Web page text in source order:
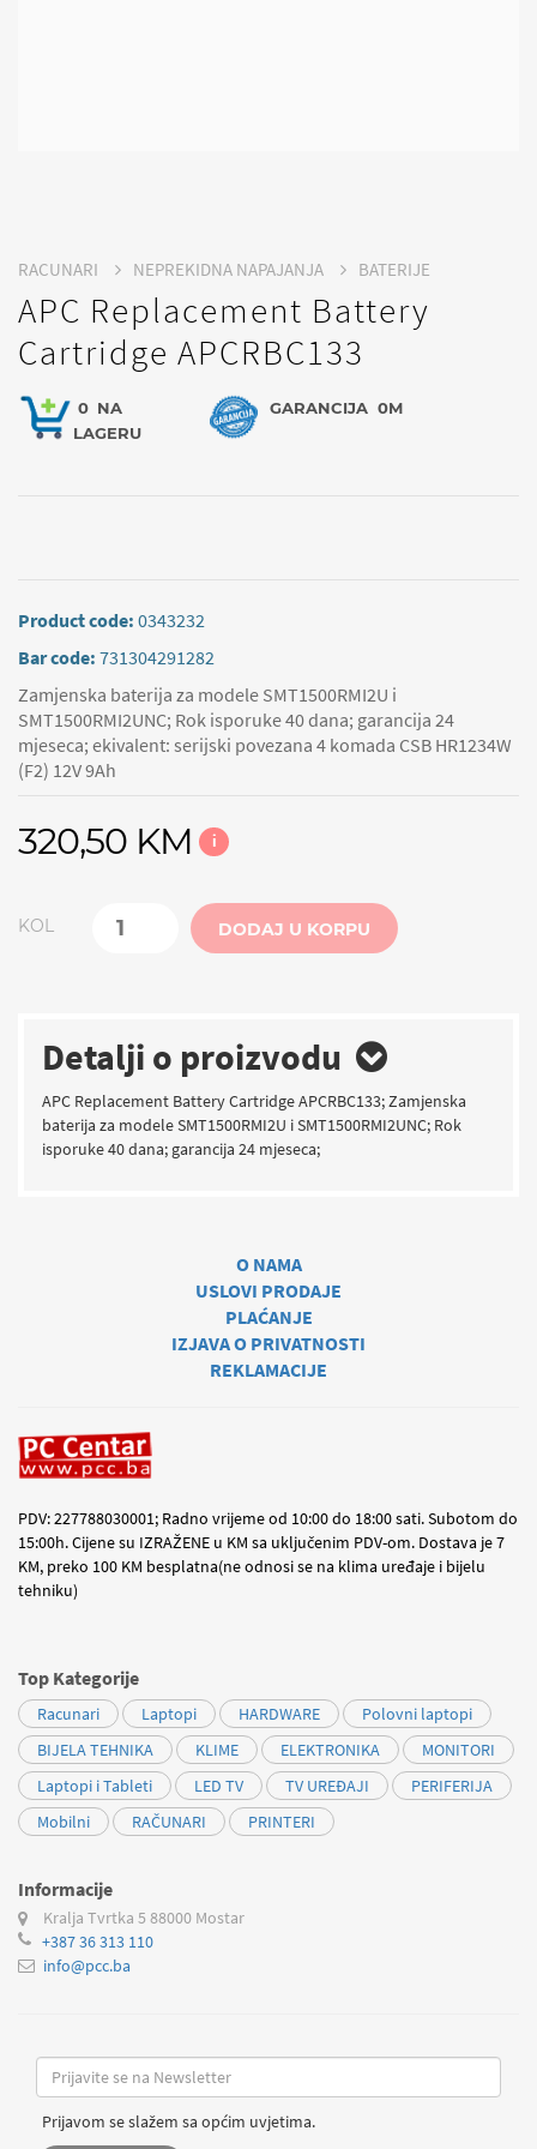
RACUNARI NEPREKIDNA NAPAJANJA BATERIJE
APC Replacement Battery
Cartridge APCRBC133
0 NA
LAGERU
GARANCIJA 0M
Product code: 0343232
Bar code: 731304291282
Zamjenska baterija za modele SMT1500RMI2U i
SMT1500RMI2UNC; Rok isporuke 40 dana; garancija 24
mjeseca; ekivalent: serijski povezana 4 komada CSB HR1234W
(F2) 12V 9Ah
320,50 KM i
KOL DODAJ U KORPU
Detalji o proizvodu
APC Replacement Battery Cartridge APCRBC133; Zamjenska
baterija za modele SMT1500RMI2U i SMT1500RMI2UNC; Rok
isporuke 40 dana; garancija 24 mjeseca;
O NAMA
USLOVI PRODAJE
PLAĆANJE
IZJAVA O PRIVATNOSTI
REKLAMACIJE
PDV: 227788030001; Radno vrijeme od 10:00 do 18:00 sati. Subotom do
15:00h. Cijene su IZRAŽENE u KM sa uključenim PDV-om. Dostava je 7
KM, preko 100 KM besplatna(ne odnosi se na klima uređaje i bijelu
tehniku)
Top Kategorije
Racunari Laptopi HARDWARE
Polovni laptopi
BIJELA TEHNIKA
KLIME ELEKTRONIKA
MONITORI
Laptopi i Tableti
LED TV TV UREĐAJI
PERIFERIJA
Mobilni
RAČUNARI PRINTERI
Informacije
Kralja Tvrtka 5 88000 Mostar
+387 36 313 110
info@pcc.ba
Prijavom se slažem sa općim uvjetima.